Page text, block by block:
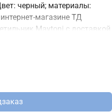
черный; материалы:
магазине ТД
Maytoni с доставкой
России и актуальной ценой